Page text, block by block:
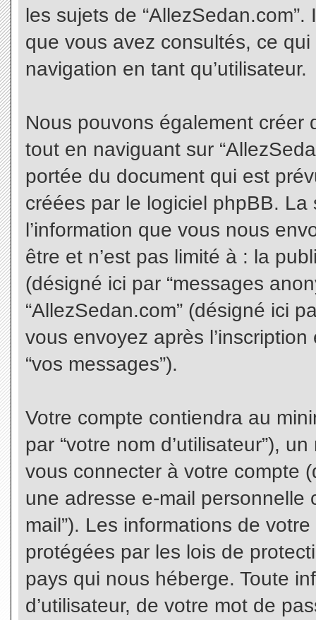
les sujets de
que vous avez consultés, ce
navigation en tant qu’utilisateur.
Nous pouvons également créer
tout en naviguant sur
portée du document qui est
créées par le logiciel phpBB.
l’information que vous nous
être et n’est pas limité à : la
(désigné ici par “messages
“AllezSedan.com” (désigné ici
vous envoyez après
“vos messages”).
Votre compte contiendra au
par “votre nom d’utilisateur”),
vous connecter à votre compte
une adresse e-mail personnelle
mail”). Les informations de
protégées par les lois de
pays qui nous héberge. Toute
d’utilisateur, de votre mot de